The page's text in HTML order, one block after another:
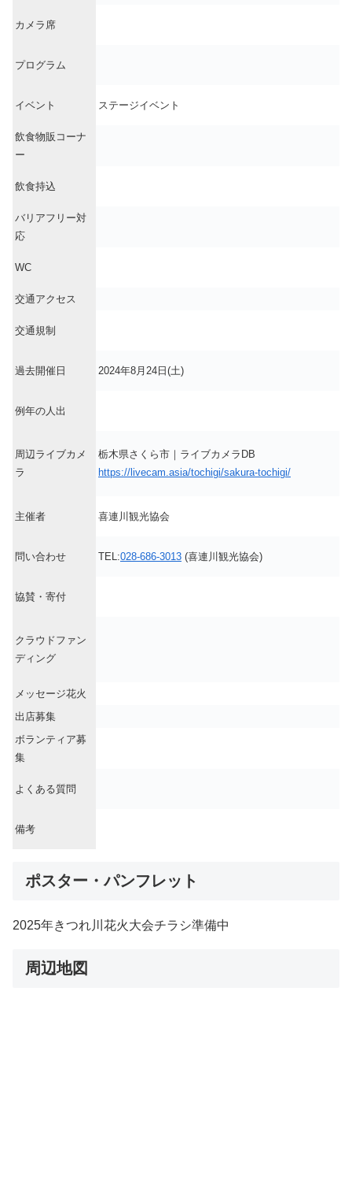
カメラ席
プログラム
イベント ステージイベント
飲食物販コーナ
ー
飲食持込
バリアフリー対
応
WC
交通アクセス
交通規制
過去開催日 2024年8月24日(土)
例年の人出
周辺ライブカメ
ラ
栃木県さくら市｜ライブカメラDB
https://livecam.asia/tochigi/sakura-tochigi/
主催者 喜連川観光協会
問い合わせ TEL:028-686-3013 (喜連川観光協会)
協賛・寄付
クラウドファン
ディング
メッセージ花火
出店募集
ボランティア募
集
よくある質問
備考
ポスター・パンフレット
2025年きつれ川花火大会チラシ準備中
周辺地図